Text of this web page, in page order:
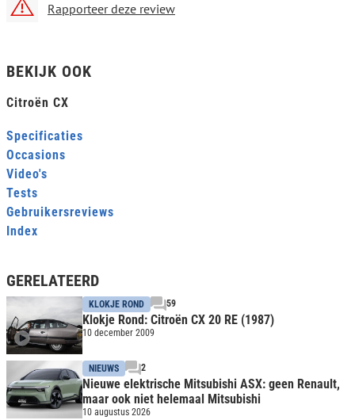
Rapporteer deze review
BEKIJK OOK
Citroën CX
Specificaties
Occasions
Video's
Tests
Gebruikersreviews
Index
GERELATEERD
KLOKJE ROND 59
Klokje Rond: Citroën CX 20 RE (1987)
10 december 2009
NIEUWS 2
Nieuwe elektrische Mitsubishi ASX: geen Renault,
maar ook niet helemaal Mitsubishi
10 augustus 2026